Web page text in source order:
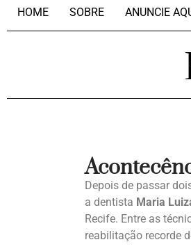
HOME SOBRE ANUNCIE
Depois de passar
a dentista Maria
Recife. Entre as
reabilitação recorde